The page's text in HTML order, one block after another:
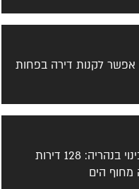
לקנות דירה בפחות
פרויקט פינוי בינוי בנהריה: 128 דירות
הים